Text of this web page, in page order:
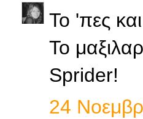
Το 'πες
Το
Sprider!
24